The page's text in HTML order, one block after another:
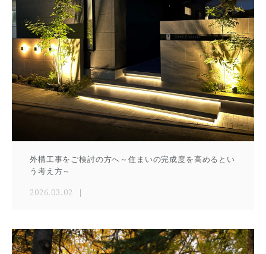
外構工事をご検討の方へ～住まいの完成度を高めるとい
う考え方～
2026.03.02